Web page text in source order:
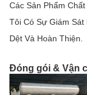
Các Sản Phẩm
Tôi Có Sự Giám Sát
Dệt Và Hoàn Thiện.
Đóng gói & Vận